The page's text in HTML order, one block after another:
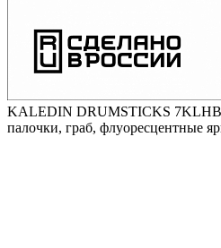
KALEDIN DRUMSTICKS
палочки, граб, флуоресцентные